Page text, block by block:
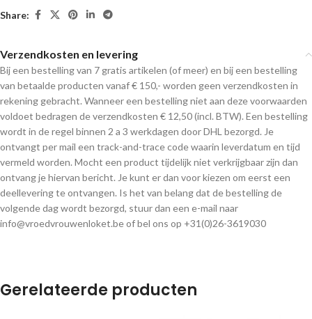
Share:
Verzendkosten en levering
Bij een bestelling van 7 gratis artikelen (of meer) en bij een bestelling
van betaalde producten vanaf € 150,- worden geen verzendkosten in
rekening gebracht. Wanneer een bestelling niet aan deze voorwaarden
voldoet bedragen de verzendkosten € 12,50 (incl. BTW). Een bestelling
wordt in de regel binnen 2 a 3 werkdagen door DHL bezorgd. Je
ontvangt per mail een track-and-trace code waarin leverdatum en tijd
vermeld worden. Mocht een product tijdelijk niet verkrijgbaar zijn dan
ontvang je hiervan bericht. Je kunt er dan voor kiezen om eerst een
deellevering te ontvangen. Is het van belang dat de bestelling de
volgende dag wordt bezorgd, stuur dan een e-mail naar
info@vroedvrouwenloket.be of bel ons op +31(0)26-3619030
Gerelateerde producten